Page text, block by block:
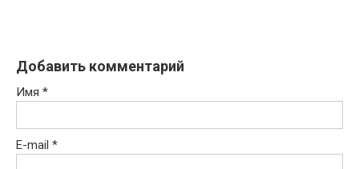
Добавить комментарий
Имя *
E-mail *